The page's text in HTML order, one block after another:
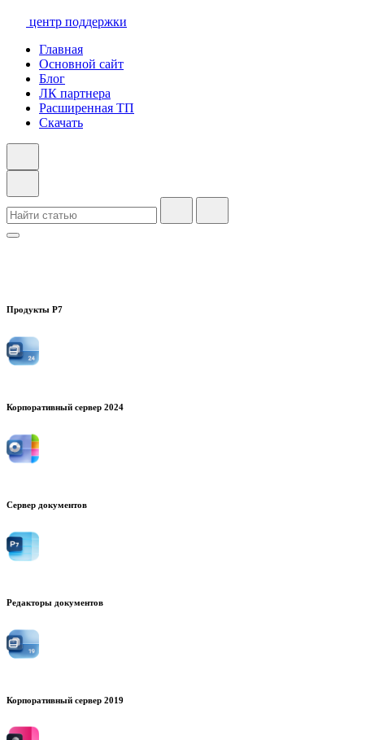
центр поддержки
Главная
Основной сайт
Блог
ЛК партнера
Расширенная ТП
Скачать
Продукты Р7
Корпоративный сервер 2024
Сервер документов
Редакторы документов
Корпоративный сервер 2019